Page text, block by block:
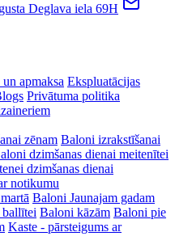
Deglava iela 69H
un apmaksa Ekspluatācijas
Privātuma politika
zēnam Baloni izrakstīšanai
dzimšanas dienai meitenītei
dzimšanas dienai
notikumu
Baloni Jaunajam gadam
Baloni kāzām Baloni pie
Kaste - pārsteigums ar